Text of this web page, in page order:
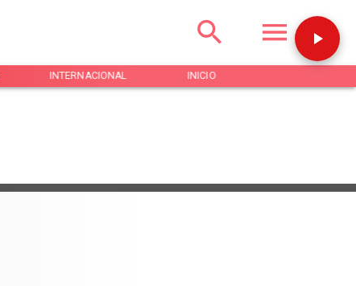
INTERNACIONAL INICIO